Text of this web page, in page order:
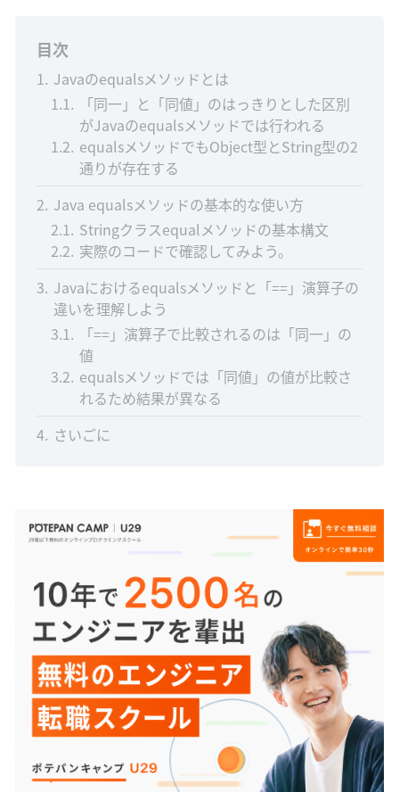
目次
1 Javaのequalsメソッドとは
1.1
「同一」と「同値」のはっきりとした区別
がJavaのequalsメソッドでは行われる
1.2 equalsメソッドでもObject型とString型の2
通りが存在する
2 Java equalsメソッドの基本的な使い方
2.1 Stringクラスequalメソッドの基本構文
2.2 実際のコードで確認してみよう。
3 Javaにおけるequalsメソッドと「==」演算子の
違いを理解しよう
3.1
「==」演算子で比較されるのは「同一」の
値
3.2 equalsメソッドでは「同値」の値が比較さ
れるため結果が異なる
4 さいごに